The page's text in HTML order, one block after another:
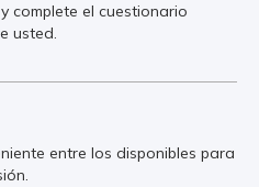
complete el cuestionario
usted.
entre los disponibles para